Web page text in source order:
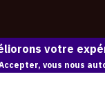
votre
vous nous